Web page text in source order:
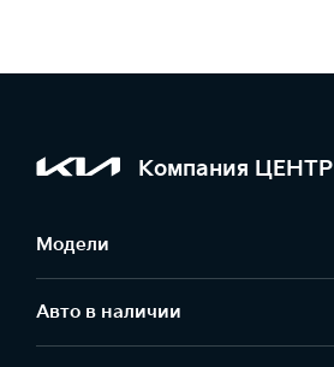
Компания ЦЕНТР
Модели
Авто в наличии